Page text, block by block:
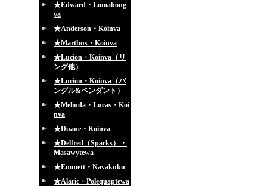
★Edward・Lomahong
va
★Anderson・Koinva
★Marthus・Koinva
★Lucion・Koinva（リ
ング他）
★Lucion・Koinva（バ
ングル&ペンダント）
★Melinda・Lucas・Koi
nva
★Duane・Koinva
★Delfred（Sparks）・
Masawytewa
★Emmett・Navakuku
★Alaric・Polequaptewa